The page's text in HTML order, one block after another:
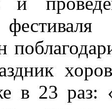
в 23 раз: